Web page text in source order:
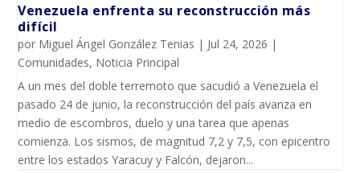
Venezuela enfrenta su reconstrucción más
difícil
por Miguel Ángel González Tenias | Jul 24, 2026 |
Comunidades, Noticia Principal
A un mes del doble terremoto que sacudió a Venezuela el
pasado 24 de junio, la reconstrucción del país avanza en
medio de escombros, duelo y una tarea que apenas
comienza. Los sismos, de magnitud 7,2 y 7,5, con epicentro
entre los estados Yaracuy y Falcón, dejaron...